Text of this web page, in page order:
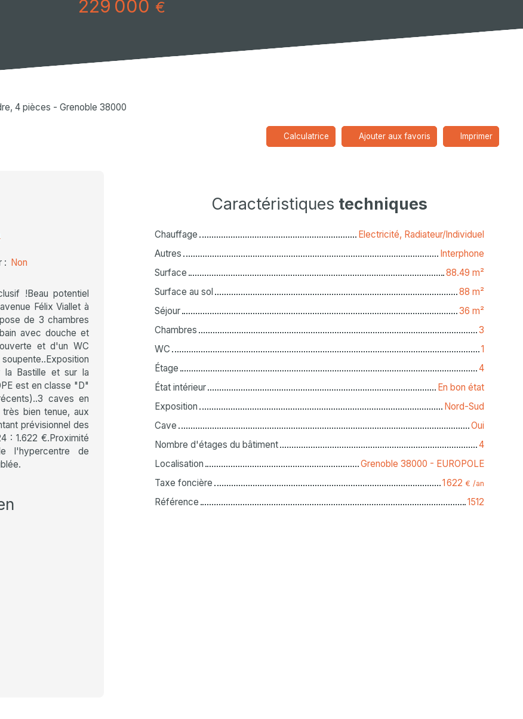
229 000 €
4 pièces - Grenoble 38000
Calculatrice Ajouter aux favoris Imprimer
: Non
!Beau potentiel
Félix Viallet à
de 3 chambres
avec douche et
et d'un WC
la Bastille et sur la
est en classe "D"
caves en
bien tenue, aux
prévisionnel des
: 1.622 €.Proximité
l'hypercentre de
Caractéristiques techniques
Chauffage
Electricité, Radiateur/Individuel
Autres
Interphone
Surface
88.49 m²
Surface au sol
88 m²
Séjour
36 m²
Chambres
3
WC
1
Étage
4
État intérieur
En bon état
Exposition
Nord-Sud
Cave
Oui
Nombre d'étages du bâtiment
4
Localisation
Grenoble 38000 - EUROPOLE
Taxe foncière
1 622 € /an
Référence 1512